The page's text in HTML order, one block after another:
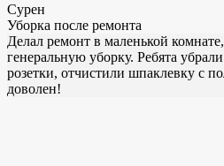
Сурен
Уборка после ремонта
Делал ремонт в маленькой
генеральную уборку. Ребята
розетки, отчистили шпаклевку с
доволен!